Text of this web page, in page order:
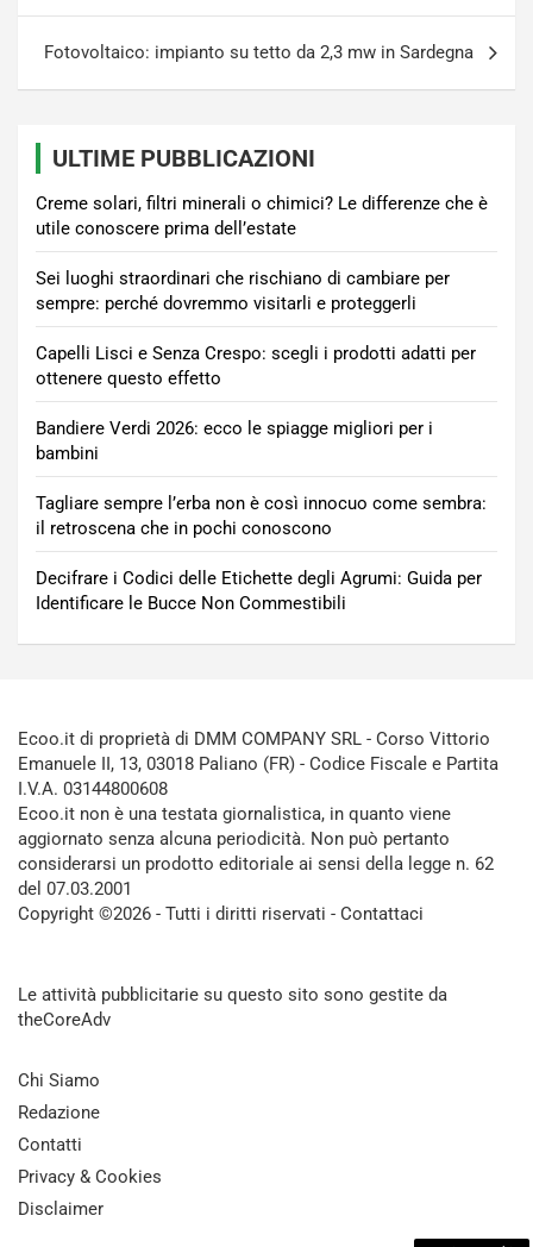
Fotovoltaico: impianto su tetto da 2,3 mw in Sardegna
ULTIME PUBBLICAZIONI
Creme solari, filtri minerali o chimici? Le differenze che è
utile conoscere prima dell’estate
Sei luoghi straordinari che rischiano di cambiare per
sempre: perché dovremmo visitarli e proteggerli
Capelli Lisci e Senza Crespo: scegli i prodotti adatti per
ottenere questo effetto
Bandiere Verdi 2026: ecco le spiagge migliori per i
bambini
Tagliare sempre l’erba non è così innocuo come sembra:
il retroscena che in pochi conoscono
Decifrare i Codici delle Etichette degli Agrumi: Guida per
Identificare le Bucce Non Commestibili
Ecoo.it di proprietà di DMM COMPANY SRL - Corso Vittorio
Emanuele II, 13, 03018 Paliano (FR) - Codice Fiscale e Partita
I.V.A. 03144800608
Ecoo.it non è una testata giornalistica, in quanto viene
aggiornato senza alcuna periodicità. Non può pertanto
considerarsi un prodotto editoriale ai sensi della legge n. 62
del 07.03.2001
Copyright ©2026 - Tutti i diritti riservati - Contattaci
Le attività pubblicitarie su questo sito sono gestite da
theCoreAdv
Chi Siamo
Redazione
Contatti
Privacy & Cookies
Disclaimer